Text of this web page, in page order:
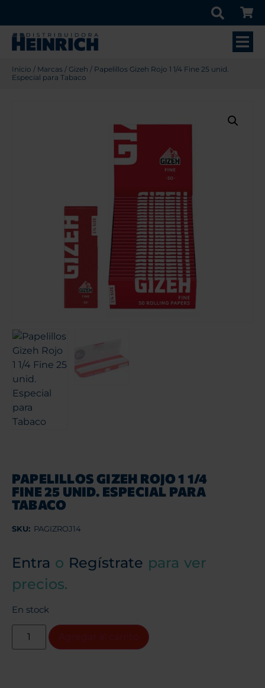
Inicio / Marcas / Gizeh / Papelillos Gizeh Rojo 1 1/4 Fine 25 unid.
Especial para Tabaco
PAPELILLOS GIZEH ROJO 1 1/4
FINE 25 UNID. ESPECIAL PARA
TABACO
SKU: PAGIZROJ14
Entra o Regístrate para ver
precios.
En stock